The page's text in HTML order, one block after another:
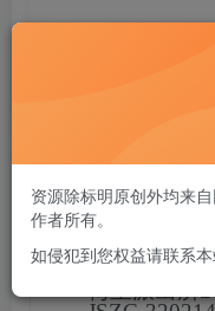
您当前
项目概况
资源除标明原创外均来
作者所有。
如侵犯到您权益请联系